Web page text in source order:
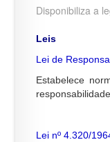
R
s
m
o
d
o
Disponibiliza a
N
t
í
c
c
Leis
Lei de
Estabelece
Lei nº 4.320/